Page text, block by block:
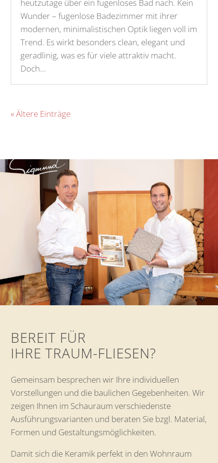
heutzutage über ein fugenloses Bad nach. Kein
Wunder – fugenlose Badezimmer mit ihrer
modernen, minimalistischen Optik liegen voll im
Trend. Es wirkt besonders clean, elegant und
geradlinig, was es für viele attraktiv macht.
Doch...
« Ältere Einträge
BEREIT FÜR
IHRE TRAUM-FLIESEN?
Gemeinsam besprechen wir Ihre individuellen
Vorstellungen und die baulichen Gegebenheiten. Wir
zeigen Ihnen im Schauraum verschiedenste
Ausführungsvarianten und beraten Sie bzgl. Material,
Formen und Gestaltungsmöglichkeiten.
Damit sich die Keramik perfekt in den Wohnraum